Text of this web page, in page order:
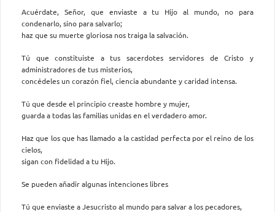
Acuérdate, Señor, que enviaste a tu Hijo al mundo, no para
condenarlo, sino para salvarlo;
haz que su muerte gloriosa nos traiga la salvación.
Tú que constituiste a tus sacerdotes servidores de Cristo y
administradores de tus misterios,
concédeles un corazón fiel, ciencia abundante y caridad intensa.
Tú que desde el principio creaste hombre y mujer,
guarda a todas las familias unidas en el verdadero amor.
Haz que los que has llamado a la castidad perfecta por el reino de los
cielos,
sigan con fidelidad a tu Hijo.
Se pueden añadir algunas intenciones libres
Tú que enviaste a Jesucristo al mundo para salvar a los pecadores,